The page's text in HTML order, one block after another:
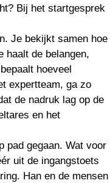
Bij het startgesprek
Je bekijkt samen hoe
haalt de belangen,
hoeveel
expertteam, ga zo
de nadruk lag op de
en het
pad gegaan. Wat voor
uit de ingangstoets
Han en de mensen